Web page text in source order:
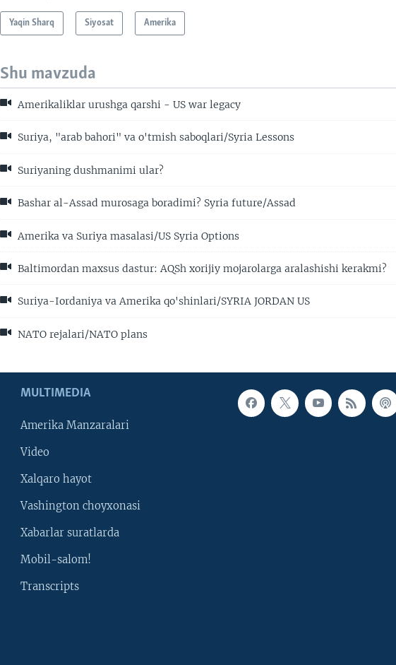
Yaqin Sharq Siyosat Amerika
Shu mavzuda
Amerikaliklar urushga qarshi - US war legacy
Suriya, "arab bahori" va o'tmish saboqlari/Syria Lessons
Suriyaning dushmanimi ular?
Bashar al-Assad murosaga boradimi? Syria future/Assad
Amerika va Suriya masalasi/US Syria Options
Baltimordan maxsus dastur: AQSh xorijiy mojarolarga aralashishi kerakmi?
Suriya-Iordaniya va Amerika qo'shinlari/SYRIA JORDAN US
NATO rejalari/NATO plans
MULTIMEDIA
Amerika Manzaralari
Video
Xalqaro hayot
Vashington choyxonasi
Xabarlar suratlarda
Mobil-salom!
Transcripts